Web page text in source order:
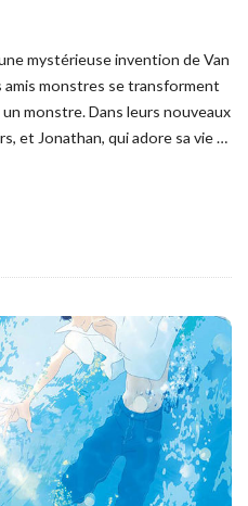
mystérieuse invention de Van
amis monstres se transforment
monstre. Dans leurs nouveaux
et Jonathan, qui adore sa vie…